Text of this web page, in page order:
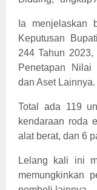
Ia menjelaskan
Keputusan
244 Tahun
Penetapan
dan Aset Lainnya.
Total ada 119
kendaraan roda
alat berat, dan 6
Lelang kali ini
memungkinkan